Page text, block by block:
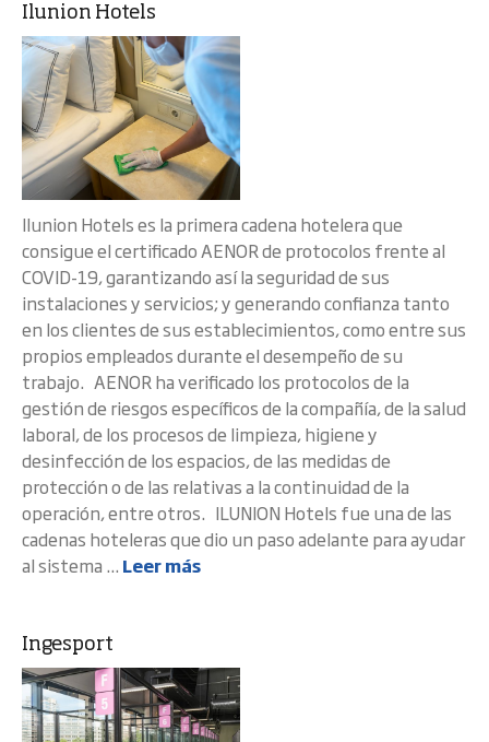
Ilunion Hotels
Ilunion Hotels es la primera cadena hotelera que
consigue el certificado AENOR de protocolos frente al
COVID-19, garantizando así la seguridad de sus
instalaciones y servicios; y generando confianza tanto
en los clientes de sus establecimientos, como entre sus
propios empleados durante el desempeño de su
trabajo. AENOR ha verificado los protocolos de la
gestión de riesgos específicos de la compañía, de la salud
laboral, de los procesos de limpieza, higiene y
desinfección de los espacios, de las medidas de
protección o de las relativas a la continuidad de la
operación, entre otros. ILUNION Hotels fue una de las
cadenas hoteleras que dio un paso adelante para ayudar
al sistema ... Leer más
Ingesport